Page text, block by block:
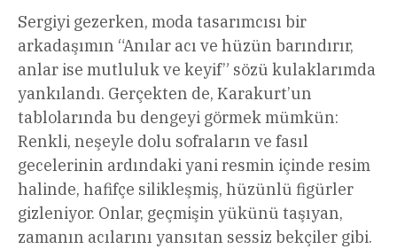
Sergiyi gezerken, moda tasarımcısı bir
arkadaşımın “Anılar acı ve hüzün barındırır,
anlar ise mutluluk ve keyif” sözü kulaklarımda
yankılandı. Gerçekten de, Karakurt’un
tablolarında bu dengeyi görmek mümkün:
Renkli, neşeyle dolu sofraların ve fasıl
gecelerinin ardındaki yani resmin içinde resim
halinde, hafifçe silikleşmiş, hüzünlü figürler
gizleniyor. Onlar, geçmişin yükünü taşıyan,
zamanın acılarını yansıtan sessiz bekçiler gibi.